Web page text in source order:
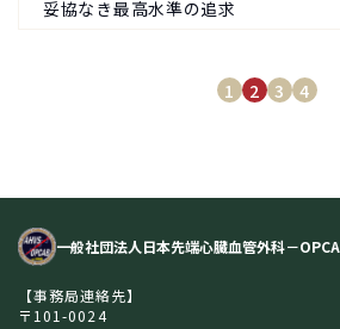
妥協なき最高水準の追求
1 2 3 4
一般社団法人日本先端心臓血管外科－
【事務局連絡先】
〒101-0024